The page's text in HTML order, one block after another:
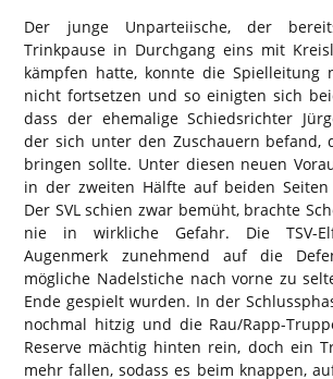
Der junge Unparteiische, der
Trinkpause in Durchgang eins mit
kämpfen hatte, konnte die Spielleitung
nicht fortsetzen und so einigten sich
dass der ehemalige Schiedsrichter
der sich unter den Zuschauern befand,
bringen sollte. Unter diesen neuen
in der zweiten Hälfte auf beiden Seiten
Der SVL schien zwar bemüht, brachte
nie in wirkliche Gefahr. Die TSV-
Augenmerk zunehmend auf die
mögliche Nadelstiche nach vorne zu
Ende gespielt wurden. In der
nochmal hitzig und die Rau/Rapp-
Reserve mächtig hinten rein, doch ein
mehr fallen, sodass es beim knappen,